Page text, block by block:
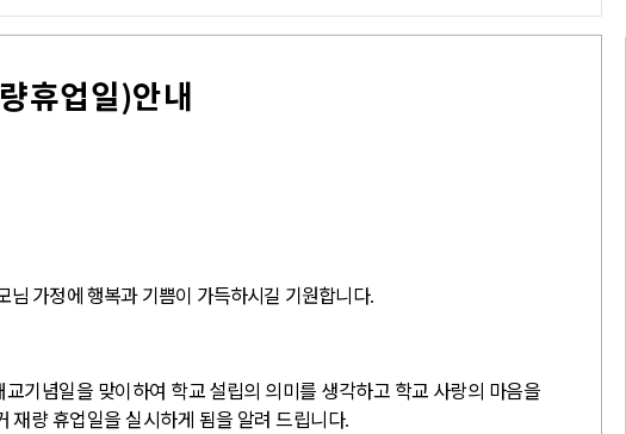
휴업일)안내
가정에 행복과 기쁨이 가득하시길 기원합니다.
교기념일을 맞이하여 학교 설립의 의미를 생각하고 학교 사랑의 마음을
재량 휴업일을 실시하게 됨을 알려 드립니다.